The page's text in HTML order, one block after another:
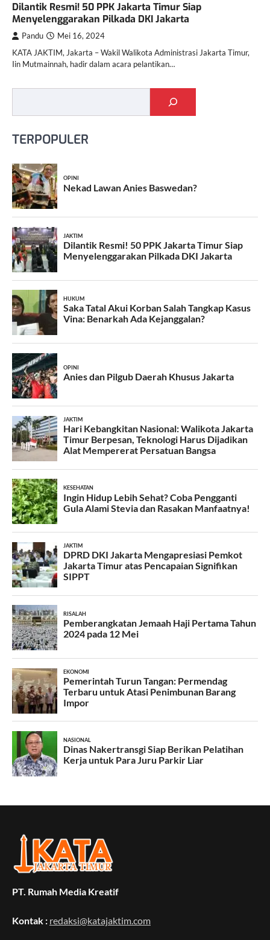
Dilantik Resmi! 50 PPK Jakarta Timur Siap
Menyelenggarakan Pilkada DKI Jakarta
Pandu Mei 16, 2024
KATA JAKTIM, Jakarta – Wakil Walikota Administrasi Jakarta Timur,
Iin Mutmainnah, hadir dalam acara pelantikan…
TERPOPULER
PT. Rumah Media Kreatif
Kontak : redaksi@katajaktim.com